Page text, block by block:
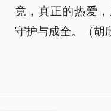
竟，真正的热爱
守护与成全。（胡